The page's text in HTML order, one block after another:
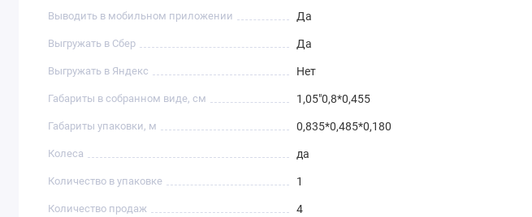
Выводить в мобильном приложении Да
Выгружать в Сбер Да
Выгружать в Яндекс Нет
Габариты в собранном виде, см 1,05"0,8*0,455
Габариты упаковки, м 0,835*0,485*0,180
Колеса да
Количество в упаковке 1
Количество продаж 4